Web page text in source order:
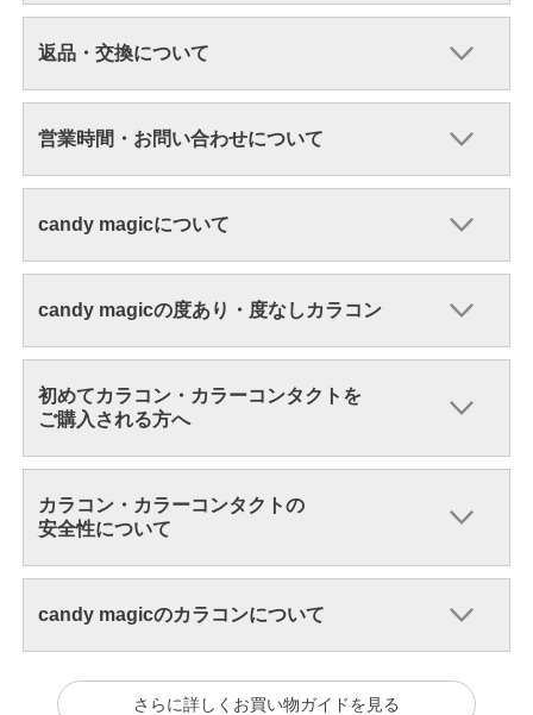
返品・交換について
営業時間・お問い合わせについて
candy magicについて
candy magicの度あり・度なしカラコン
初めてカラコン・カラーコンタクトを
ご購入される方へ
カラコン・カラーコンタクトの
安全性について
candy magicのカラコンについて
さらに詳しくお買い物ガイドを見る